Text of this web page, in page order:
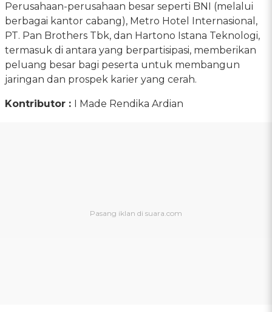
Perusahaan-perusahaan besar seperti BNI (melalui
berbagai kantor cabang), Metro Hotel Internasional,
PT. Pan Brothers Tbk, dan Hartono Istana Teknologi,
termasuk di antara yang berpartisipasi, memberikan
peluang besar bagi peserta untuk membangun
jaringan dan prospek karier yang cerah.
Kontributor : I Made Rendika Ardian